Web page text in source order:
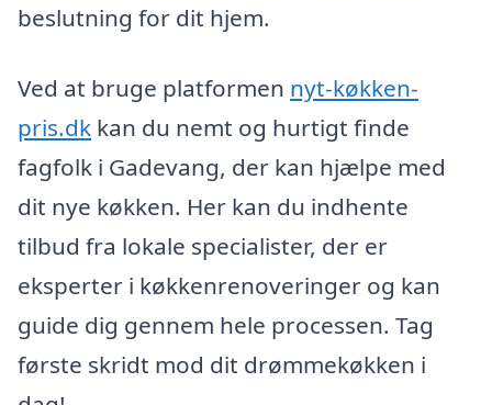
beslutning for dit hjem.
Ved at bruge platformen nyt-køkken-
pris.dk kan du nemt og hurtigt finde
fagfolk i Gadevang, der kan hjælpe med
dit nye køkken. Her kan du indhente
tilbud fra lokale specialister, der er
eksperter i køkkenrenoveringer og kan
guide dig gennem hele processen. Tag
første skridt mod dit drømmekøkken i